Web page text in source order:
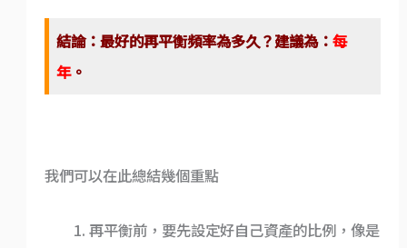
結論：最好的再平衡頻率為多久？建議為：每
年。
我們可以在此總結幾個重點
再平衡前，要先設定好自己資產的比例，像是